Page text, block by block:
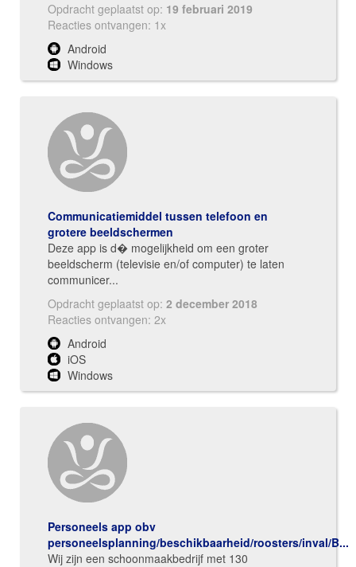
Opdracht geplaatst op: 19 februari 2019
Reacties ontvangen: 1x
Android
Windows
Communicatiemiddel tussen telefoon en
grotere beeldschermen
Deze app is d� mogelijkheid om een groter
beeldscherm (televisie en/of computer) te laten
communicer...
Opdracht geplaatst op: 2 december 2018
Reacties ontvangen: 2x
Android
iOS
Windows
Personeels app obv
personeelsplanning/beschikbaarheid/roosters/inval/B...
Wij zijn een schoonmaakbedrijf met 130